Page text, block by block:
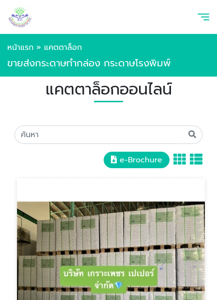
หน้าแรก » แคตตาล็อก
ขายส่งกระดาษทำกล่อง กระดาษโรงพิมพ์
แคตตาล็อกออนไลน์
e-Brochure